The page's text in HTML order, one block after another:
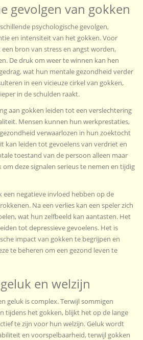
gevolgen van gokken
psychologische gevolgen,
en intensiteit van het gokken. Voor
bron van stress en angst worden,
De druk om weer te winnen kan hen
wat hun mentale gezondheid verder
in een vicieuze cirkel van gokken,
in de schulden raakt.
aan gokken leiden tot een verslechtering
Mensen kunnen hun werkprestaties,
verwaarlozen in hun zoektocht
kan leiden tot gevoelens van verdriet en
toestand van de persoon alleen maar
deze signalen serieus te nemen en tijdig
een negatieve invloed hebben op de
Na een verlies kan een speler zich
wat hun zelfbeeld kan aantasten. Het
tot depressieve gevoelens. Het is
impact van gokken te begrijpen en
te beheren om een gezond leven te
en welzijn
geluk is complex. Terwijl sommigen
tijdens het gokken, blijkt het op de lange
te zijn voor hun welzijn. Geluk wordt
en voorspelbaarheid, terwijl gokken